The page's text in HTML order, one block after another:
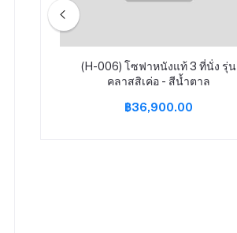
ของ
(H-006) โซฟาหนังแท้ 3 ที่นั่ง รุ่น
คลาสสิเค่อ - สีน้ำตาล
฿36,900.00